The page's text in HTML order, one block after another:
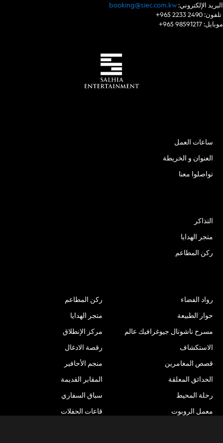
booking@siec.com.kw :البريد الإلكتروني
+965 98591217 :موبايل
ساعات العمل
العنوان و الخريطة
تواصلوا معنا
التذاكر
متجر الهدايا
ركن المطاعم
ركن المطاعم
متجر الهدايا
مركز الإنطلاق
رقصة الادغال
منجم الأحافير
المقابر القديمة
سباق السفاري
قاعات الحفلات
رواد الفضاء
حوار الطبيعة
مسرح ناشونال جيوغرافيك عالم
الاستكشاف
قصص المغامرين
الحدائق المعلقة
رحلة المحيط
معمل الروبوت
Item added to cart.
Checkout